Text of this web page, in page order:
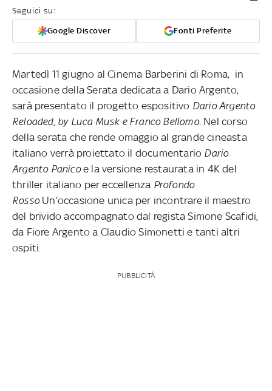
Seguici su:
Google Discover Fonti Preferite
Martedì 11 giugno al Cinema Barberini di Roma, in
occasione della Serata dedicata a Dario Argento,
sarà presentato il progetto espositivo Dario Argento
Reloaded, by Luca Musk e Franco Bellomo. Nel corso
della serata che rende omaggio al grande cineasta
italiano verrà proiettato il documentario Dario
Argento Panicoe la versione restaurata in 4K del
thriller italiano per eccellenza Profondo
Rosso Un’occasione unica per incontrare il maestro
del brivido accompagnato dal regista Simone Scafidi,
da Fiore Argento a Claudio Simonetti e tanti altri
ospiti.
PUBBLICITÀ